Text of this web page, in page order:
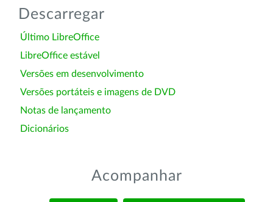
Descarregar
Último LibreOffice
LibreOffice estável
Versões em desenvolvimento
Versões portáteis e imagens de DVD
Notas de lançamento
Dicionários
Acompanhar